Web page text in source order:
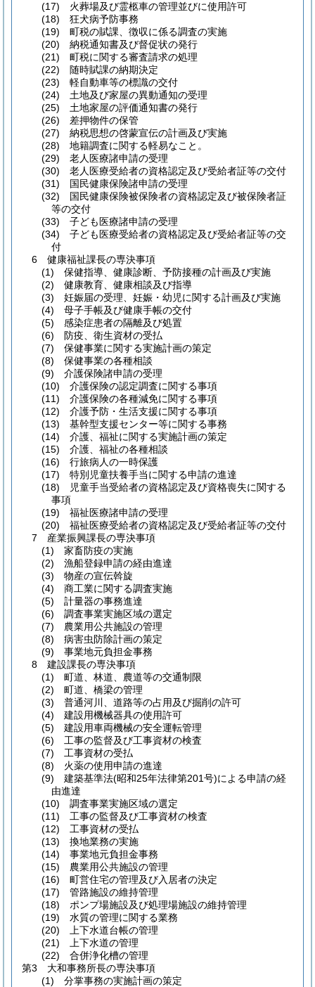
(17) 火葬場及び霊柩車の管理並びに使用許可
(18) 狂犬病予防事務
(19) 町税の賦課、徴収に係る調査の実施
(20) 納税通知書及び督促状の発行
(21) 町税に関する審査請求の処理
(22) 随時賦課の納期決定
(23) 軽自動車等の標識の交付
(24) 土地及び家屋の異動通知の受理
(25) 土地家屋の評価通知書の発行
(26) 差押物件の保管
(27) 納税思想の啓蒙宣伝の計画及び実施
(28) 地籍調査に関する軽易なこと。
(29) 老人医療諸申請の受理
(30) 老人医療受給者の資格認定及び受給者証等の交付
(31) 国民健康保険諸申請の受理
(32) 国民健康保険被保険者の資格認定及び被保険者証
等の交付
(33) 子ども医療諸申請の受理
(34) 子ども医療受給者の資格認定及び受給者証等の交
付
6 健康福祉課長の専決事項
(1) 保健指導、健康診断、予防接種の計画及び実施
(2) 健康教育、健康相談及び指導
(3) 妊娠届の受理、妊娠・幼児に関する計画及び実施
(4) 母子手帳及び健康手帳の交付
(5) 感染症患者の隔離及び処置
(6) 防疫、衛生資材の受払
(7) 保健事業に関する実施計画の策定
(8) 保健事業の各種相談
(9) 介護保険諸申請の受理
(10) 介護保険の認定調査に関する事項
(11) 介護保険の各種減免に関する事項
(12) 介護予防・生活支援に関する事項
(13) 基幹型支援センター等に関する事務
(14) 介護、福祉に関する実施計画の策定
(15) 介護、福祉の各種相談
(16) 行旅病人の一時保護
(17) 特別児童扶養手当に関する申請の進達
(18) 児童手当受給者の資格認定及び資格喪失に関する
事項
(19) 福祉医療諸申請の受理
(20) 福祉医療受給者の資格認定及び受給者証等の交付
7 産業振興課長の専決事項
(1) 家畜防疫の実施
(2) 漁船登録申請の経由進達
(3) 物産の宣伝斡旋
(4) 商工業に関する調査実施
(5) 計量器の事務進達
(6) 調査事業実施区域の選定
(7) 農業用公共施設の管理
(8) 病害虫防除計画の策定
(9) 事業地元負担金事務
8 建設課長の専決事項
(1) 町道、林道、農道等の交通制限
(2) 町道、橋梁の管理
(3) 普通河川、道路等の占用及び掘削の許可
(4) 建設用機械器具の使用許可
(5) 建設用車両機械の安全運転管理
(6) 工事の監督及び工事資材の検査
(7) 工事資材の受払
(8) 火薬の使用申請の進達
(9) 建築基準法(昭和25年法律第201号)による申請の経
由進達
(10) 調査事業実施区域の選定
(11) 工事の監督及び工事資材の検査
(12) 工事資材の受払
(13) 換地業務の実施
(14) 事業地元負担金事務
(15) 農業用公共施設の管理
(16) 町営住宅の管理及び入居者の決定
(17) 管路施設の維持管理
(18) ポンプ場施設及び処理場施設の維持管理
(19) 水質の管理に関する業務
(20) 上下水道台帳の管理
(21) 上下水道の管理
(22) 合併浄化槽の管理
第3 大和事務所長の専決事項
(1) 分掌事務の実施計画の策定